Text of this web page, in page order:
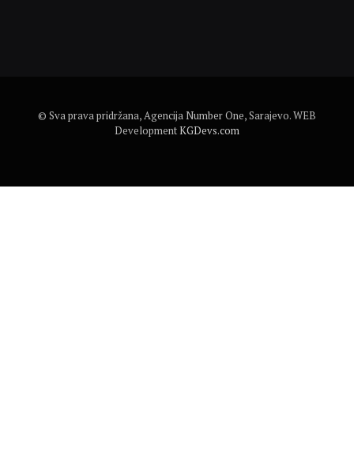
© Sva prava pridržana, Agencija Number One, Sarajevo. WEB
DevelopmentKGDevs.com